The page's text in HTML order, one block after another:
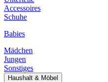
Accessoires
Schuhe
Babies
Mädchen
Jungen
Sonstiges
Haushalt & Möbel